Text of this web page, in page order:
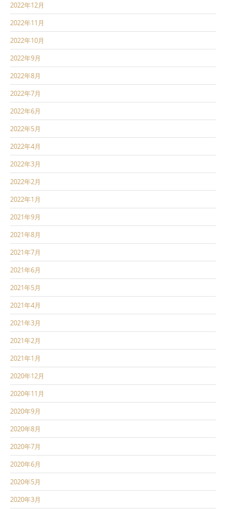
2022年12月
2022年11月
2022年10月
2022年9月
2022年8月
2022年7月
2022年6月
2022年5月
2022年4月
2022年3月
2022年2月
2022年1月
2021年9月
2021年8月
2021年7月
2021年6月
2021年5月
2021年4月
2021年3月
2021年2月
2021年1月
2020年12月
2020年11月
2020年9月
2020年8月
2020年7月
2020年6月
2020年5月
2020年3月